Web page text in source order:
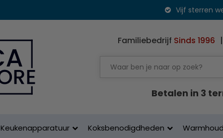
Vijf sterren
Familiebedrijf Sinds 1996 |
Betalen in 3
Keukenapparatuur Koksbenodigdheden